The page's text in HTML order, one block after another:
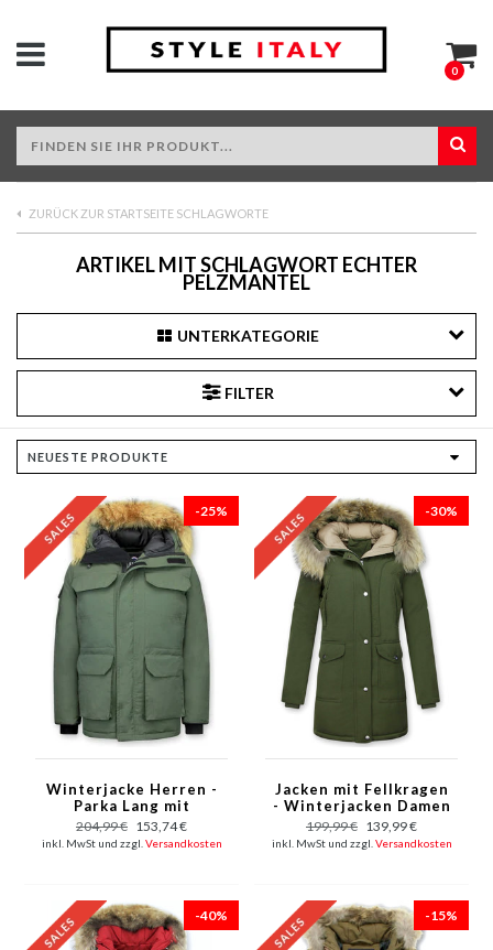
0
ZURÜCK ZUR STARTSEITE SCHLAGWORTE
ARTIKEL MIT SCHLAGWORT ECHTER
PELZMANTEL
UNTERKATEGORIE
FILTER
-25%
Winterjacke Herren -
Parka Lang mit
Fellkragen -
Expedition Parka -
Grün
204,99 € 153,74 €
inkl. MwSt und zzgl. Versandkosten
-30%
Jacken mit Fellkragen
- Winterjacken Damen
Lange - Parka - Khaki
199,99 € 139,99 €
inkl. MwSt und zzgl. Versandkosten
-40% -15%